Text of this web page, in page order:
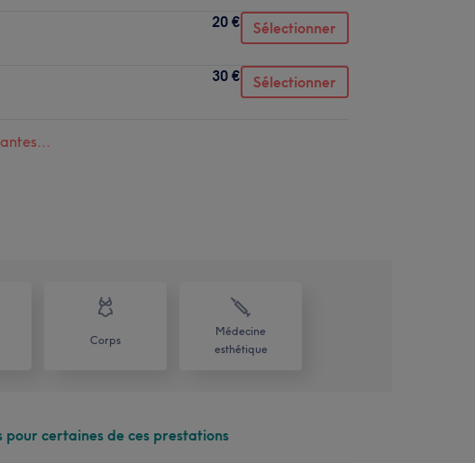
20 € Sélectionner
30 € Sélectionner
Corps
Médecine
esthétique
certaines de ces prestations